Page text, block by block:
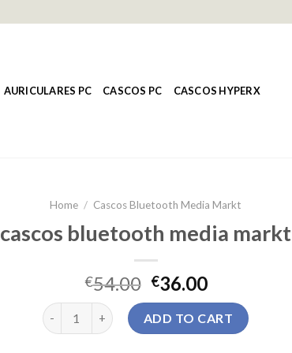
AURICULARES PC CASCOS PC CASCOS HYPERX
Home / Cascos Bluetooth Media Markt
cascos bluetooth media markt
€54.00 €36.00
cascos bluetooth media markt quantity
ADD TO CART